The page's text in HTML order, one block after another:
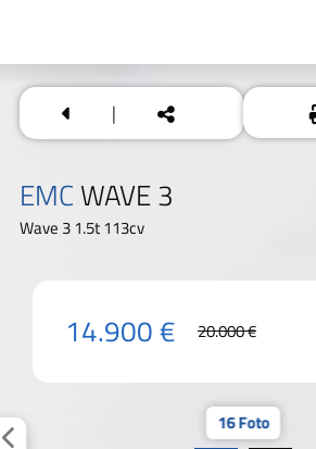
|
EMC WAVE 3
Wave 3 1.5t 113cv
14.900 € 20.000 €
16 Foto